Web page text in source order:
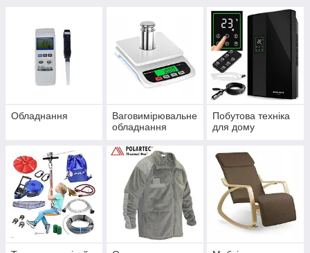
Обладнання
Ваговимірювальне
обладнання
Побутова техніка
для дому